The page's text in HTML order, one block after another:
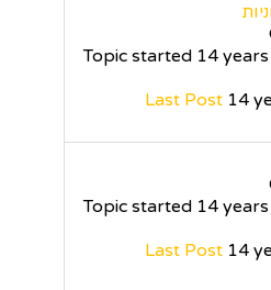
Topic started 14
Last Post 14
Topic started 14
Last Post 14